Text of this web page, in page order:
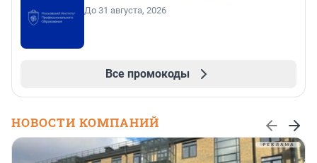
До 31 августа, 2026
Все промокоды
НОВОСТИ КОМПАНИЙ